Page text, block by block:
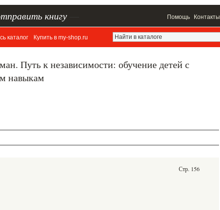
книгу Помощь Контакты
каталог Купить в my-shop.ru
Путь к независимости: обучение детей с
навыкам
Стр. 156